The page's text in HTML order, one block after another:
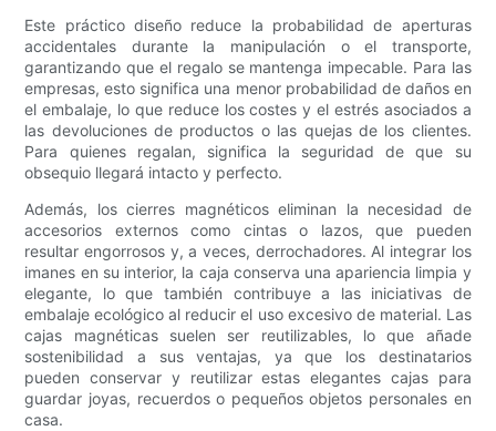
Este práctico diseño reduce la probabilidad de aperturas
accidentales durante la manipulación o el transporte,
garantizando que el regalo se mantenga impecable. Para las
empresas, esto significa una menor probabilidad de daños en
el embalaje, lo que reduce los costes y el estrés asociados a
las devoluciones de productos o las quejas de los clientes.
Para quienes regalan, significa la seguridad de que su
obsequio llegará intacto y perfecto.
Además, los cierres magnéticos eliminan la necesidad de
accesorios externos como cintas o lazos, que pueden
resultar engorrosos y, a veces, derrochadores. Al integrar los
imanes en su interior, la caja conserva una apariencia limpia y
elegante, lo que también contribuye a las iniciativas de
embalaje ecológico al reducir el uso excesivo de material. Las
cajas magnéticas suelen ser reutilizables, lo que añade
sostenibilidad a sus ventajas, ya que los destinatarios
pueden conservar y reutilizar estas elegantes cajas para
guardar joyas, recuerdos o pequeños objetos personales en
casa.